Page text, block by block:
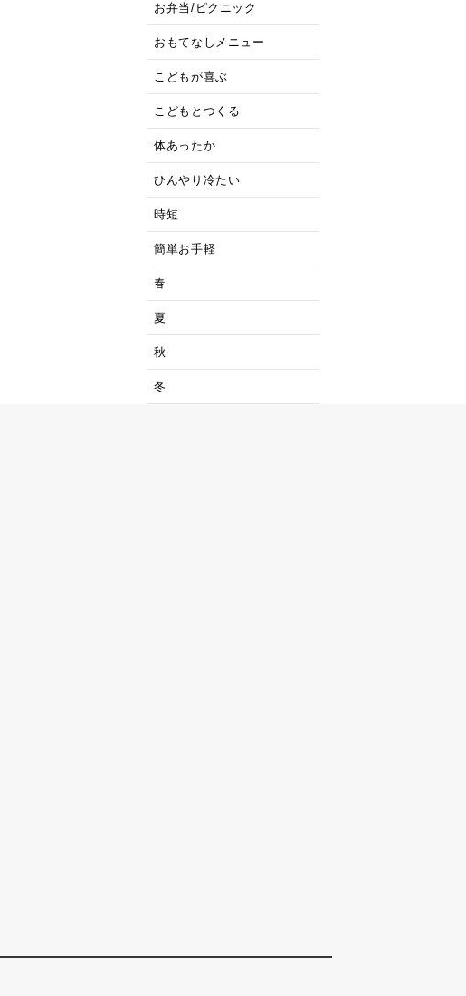
お弁当/ピクニック
おもてなしメニュー
こどもが喜ぶ
こどもとつくる
体あったか
ひんやり冷たい
時短
簡単お手軽
春
夏
秋
冬